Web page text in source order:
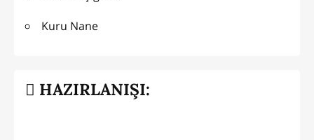
Kuru Nane
HAZIRLANIŞI: